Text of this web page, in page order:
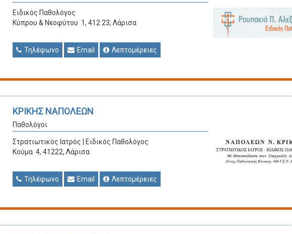
Ειδικός Παθολόγος
Κύπρου & Νεοφύτου 1, 412 23, Λάρισα
Τηλέφωνο Email Λεπτομέρειες
ΚΡΙΚΗΣ ΝΑΠΟΛΕΩΝ
Παθολόγοι
Στρατιωτικός Ιατρός | Ειδικός Παθολόγος
Κούμα 4, 41222, Λάρισα
Τηλέφωνο Email Λεπτομέρειες